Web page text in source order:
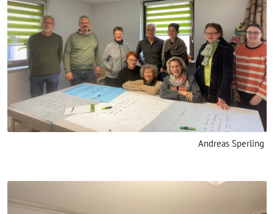
Andreas Sperling